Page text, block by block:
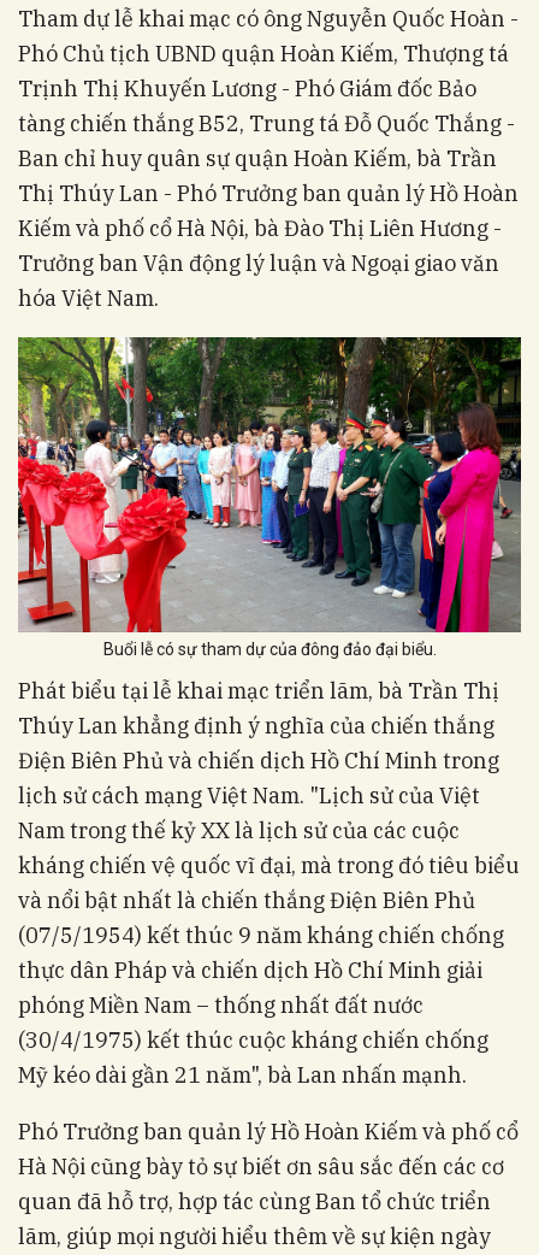
Tham dự lễ khai mạc có ông Nguyễn Quốc Hoàn -
Phó Chủ tịch UBND quận Hoàn Kiếm, Thượng tá
Trịnh Thị Khuyến Lương - Phó Giám đốc Bảo
tàng chiến thắng B52, Trung tá Đỗ Quốc Thắng -
Ban chỉ huy quân sự quận Hoàn Kiếm, bà Trần
Thị Thúy Lan - Phó Trưởng ban quản lý Hồ Hoàn
Kiếm và phố cổ Hà Nội, bà Đào Thị Liên Hương -
Trưởng ban Vận động lý luận và Ngoại giao văn
hóa Việt Nam.
Buổi lễ có sự tham dự của đông đảo đại biểu.
Phát biểu tại lễ khai mạc triển lãm, bà Trần Thị
Thúy Lan khẳng định ý nghĩa của chiến thắng
Điện Biên Phủ và chiến dịch Hồ Chí Minh trong
lịch sử cách mạng Việt Nam. "Lịch sử của Việt
Nam trong thế kỷ XX là lịch sử của các cuộc
kháng chiến vệ quốc vĩ đại, mà trong đó tiêu biểu
và nổi bật nhất là chiến thắng Điện Biên Phủ
(07/5/1954) kết thúc 9 năm kháng chiến chống
thực dân Pháp và chiến dịch Hồ Chí Minh giải
phóng Miền Nam – thống nhất đất nước
(30/4/1975) kết thúc cuộc kháng chiến chống
Mỹ kéo dài gần 21 năm", bà Lan nhấn mạnh.
Phó Trưởng ban quản lý Hồ Hoàn Kiếm và phố cổ
Hà Nội cũng bày tỏ sự biết ơn sâu sắc đến các cơ
quan đã hỗ trợ, hợp tác cùng Ban tổ chức triển
lãm, giúp mọi người hiểu thêm về sự kiện ngày